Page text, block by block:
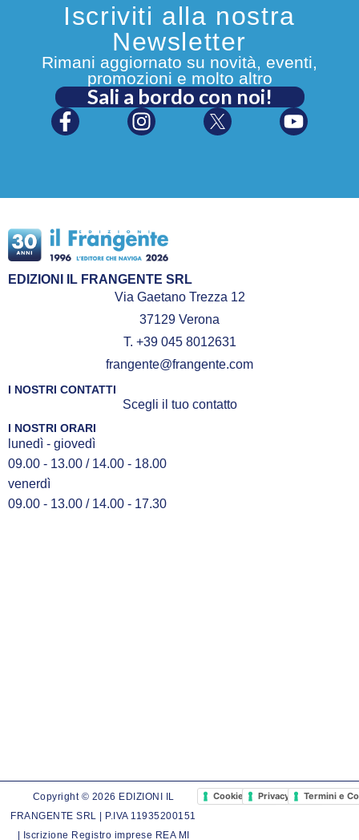
Iscriviti alla nostra
Newsletter
Rimani aggiornato su novità, eventi,
promozioni e molto altro
Sali a bordo con noi!
EDIZIONI IL FRANGENTE SRL
Via Gaetano Trezza 12
37129 Verona
T. +39 045 8012631
frangente@frangente.com
I NOSTRI CONTATTI
Scegli il tuo contatto
I NOSTRI ORARI
lunedì - giovedì
09.00 - 13.00 / 14.00 - 18.00
venerdì
09.00 - 13.00 / 14.00 - 17.30
Copyright © 2026 EDIZIONI IL
FRANGENTE SRL | P.IVA 11935200151
| Iscrizione Registro imprese REA MI
Cookie PolicyPrivacy PolicyTermini e